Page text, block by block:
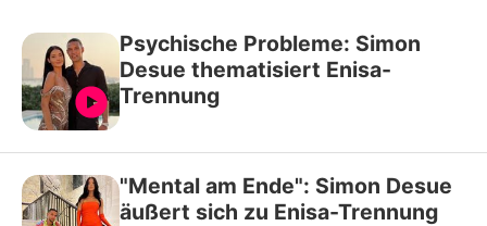
Psychische Probleme: Simon
Desue thematisiert Enisa-
Trennung
"Mental am Ende": Simon Desue
äußert sich zu Enisa-Trennung